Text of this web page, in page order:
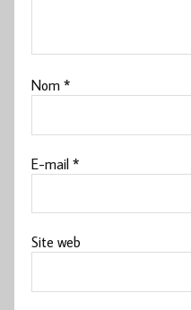
Nom*
E-mail*
Site web